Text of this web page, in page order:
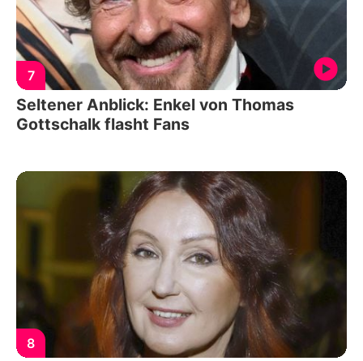
7
Seltener Anblick: Enkel von Thomas
Gottschalk flasht Fans
8